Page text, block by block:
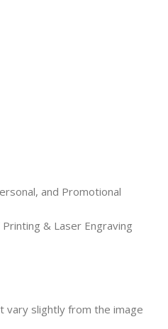
and Promotional
& Laser Engraving
vary slightly from the image